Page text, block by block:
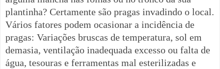
plantinha? Certamente são pragas invadindo o local.
Vários fatores podem ocasionar a incidência de
pragas: Variações bruscas de temperatura, sol em
demasia, ventilação inadequada excesso ou falta de
água, tesouras e ferramentas mal esterilizadas e